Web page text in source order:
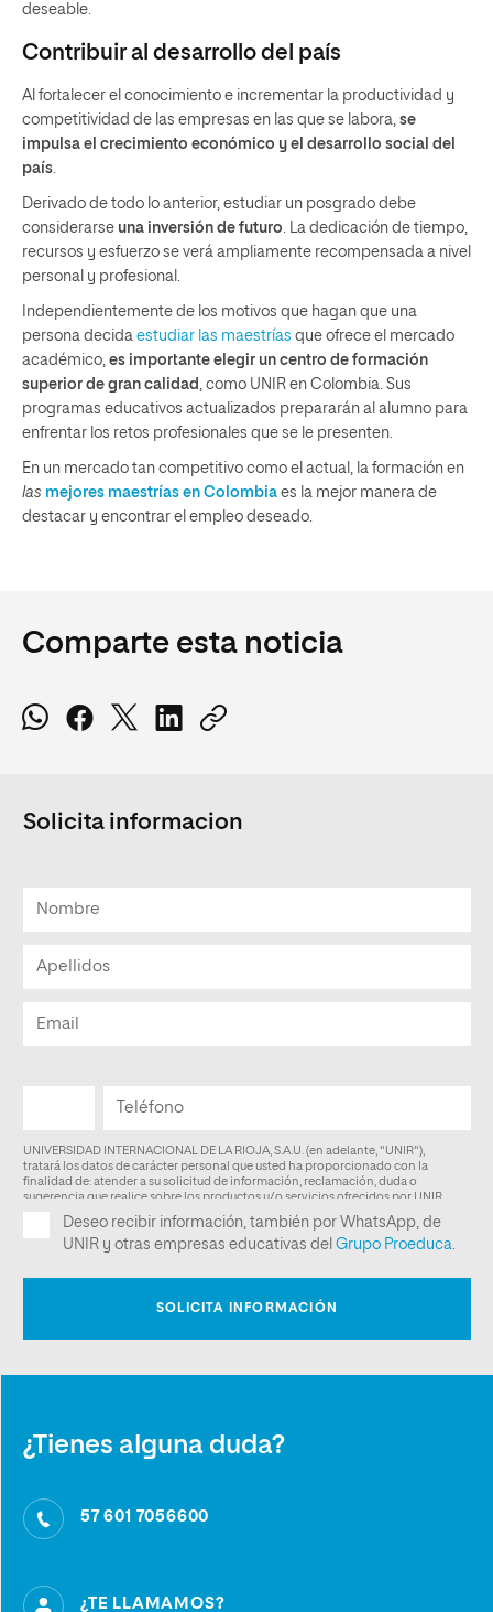
deseable.
Contribuir al desarrollo del país
Al fortalecer el conocimiento e incrementar la productividad y
competitividad de las empresas en las que se labora, se
impulsa el crecimiento económico y el desarrollo social del
país
Derivado de todo lo anterior, estudiar un posgrado debe
considerarse una inversión de futuro . La dedicación de tiempo,
recursos y esfuerzo se verá ampliamente recompensada a nivel
personal y profesional.
Independientemente de los motivos que hagan que una
persona decida estudiar las maestrías que ofrece el mercado
académico, es importante elegir un centro de formación
superior de gran calidad , como UNIR en Colombia. Sus
programas educativos actualizados prepararán al alumno para
enfrentar los retos profesionales que se le presenten.
En un mercado tan competitivo como el actual, la formación en
las mejores maestrías en Colombia es la mejor manera de
destacar y encontrar el empleo deseado.
Comparte esta noticia
Solicita informacion
¿Tienes alguna duda?
57 601 7056600
¿TE LLAMAMOS?